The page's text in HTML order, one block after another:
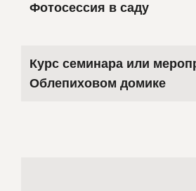
Фотосессия в саду
Курс семинара или
Облепиховом домике